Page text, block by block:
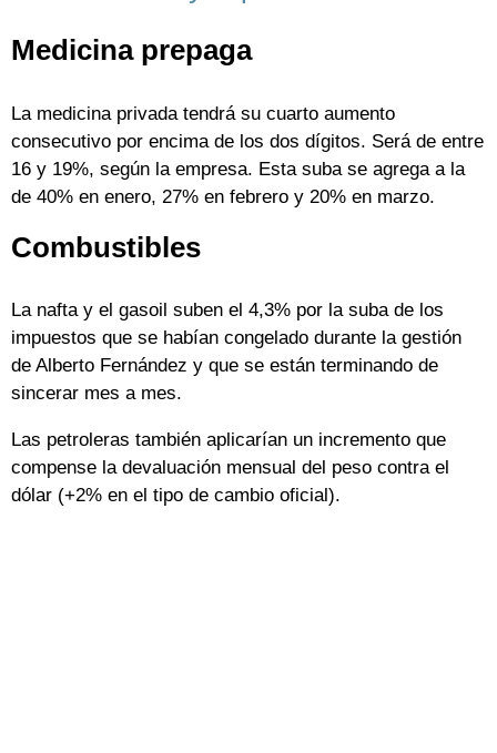
Medicina prepaga
La medicina privada tendrá su cuarto aumento
consecutivo por encima de los dos dígitos. Será de entre
16 y 19%, según la empresa. Esta suba se agrega a la
de 40% en enero, 27% en febrero y 20% en marzo.
Combustibles
La nafta y el gasoil suben el 4,3% por la suba de los
impuestos que se habían congelado durante la gestión
de Alberto Fernández y que se están terminando de
sincerar mes a mes.
Las petroleras también aplicarían un incremento que
compense la devaluación mensual del peso contra el
dólar (+2% en el tipo de cambio oficial).